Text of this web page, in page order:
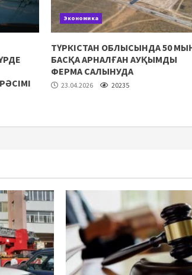
Экономика
ТҮРКІСТАН ОБЛЫСЫНДА 50
БАСҚА АРНАЛҒАН АУҚЫМДЫ
ФЕРМА САЛЫНУДА
23.04.2026 20235